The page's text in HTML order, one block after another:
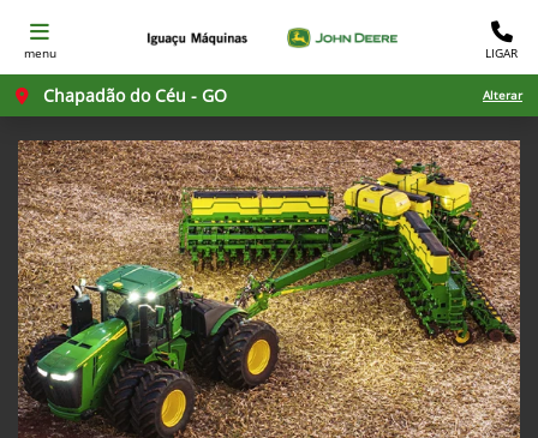
menu LIGAR
Chapadão do Céu - GO Alterar